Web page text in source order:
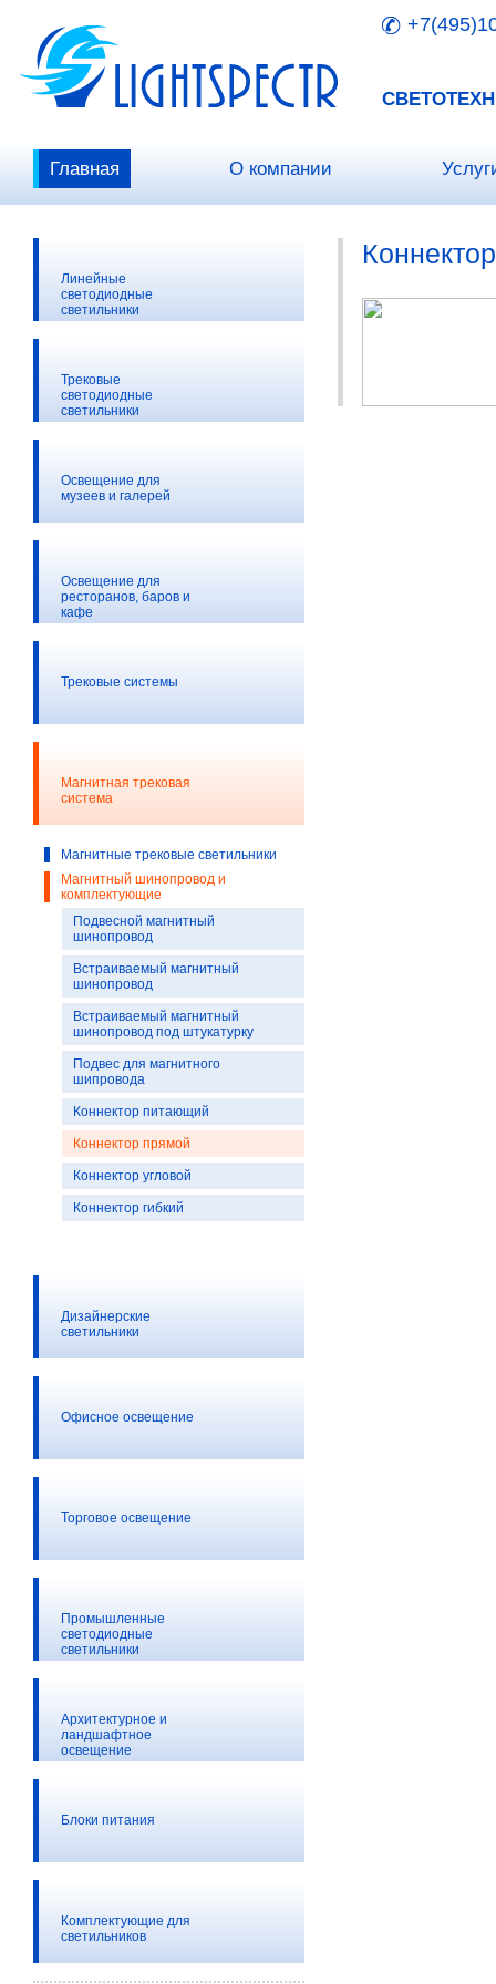
Главная О компании
Линейные
светодиодные
светильники
Трековые
светодиодные
светильники
Освещение для
музеев и галерей
Освещение для
ресторанов, баров и
кафе
Трековые системы
Магнитная трековая
система
Магнитные трековые светильники
Магнитный шинопровод и
комплектующие
Подвесной магнитный
шинопровод
Встраиваемый магнитный
шинопровод
Встраиваемый магнитный
шинопровод под штукатурку
Подвес для магнитного
шипровода
Коннектор питающий
Коннектор прямой
Коннектор угловой
Коннектор гибкий
Дизайнерские
светильники
Офисное освещение
Торговое освещение
Промышленные
светодиодные
светильники
Архитектурное и
ландшафтное
освещение
Блоки питания
Комплектующие для
светильников